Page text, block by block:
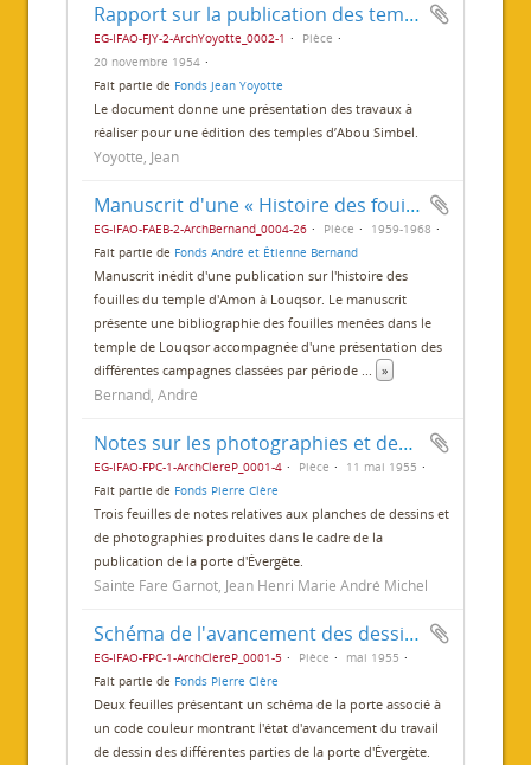
Rapport sur la publication des temples d’Abou Simbel
EG-IFAO-FJY-2-ArchYoyotte_0002-1
Pièce
20 novembre 1954
Fait partie de Fonds Jean Yoyotte
Le document donne une présentation des travaux à
réaliser pour une édition des temples d’Abou Simbel.
Yoyotte, Jean
Manuscrit d'une « Histoire des fouilles du temple de Louxor »
EG-IFAO-FAEB-2-ArchBernand_0004-26 Pièce
1959-1968
Fait partie de Fonds André et Étienne Bernand
Manuscrit inédit d'une publication sur l'histoire des
fouilles du temple d'Amon à Louqsor. Le manuscrit
présente une bibliographie des fouilles menées dans le
temple de Louqsor accompagnée d'une présentation des
différentes campagnes classées par période ... »
Bernand, André
Notes sur les photographies et dessins de la publication
EG-IFAO-FPC-1-ArchClereP_0001-4 Pièce
11 mai 1955
Fait partie de Fonds Pierre Clère
Trois feuilles de notes relatives aux planches de dessins et
de photographies produites dans le cadre de la
publication de la porte d'Évergète.
Sainte Fare Garnot, Jean Henri Marie André Michel
Schéma de l'avancement des dessins de la porte
EG-IFAO-FPC-1-ArchClereP_0001-5 Pièce
mai 1955
Fait partie de Fonds Pierre Clère
Deux feuilles présentant un schéma de la porte associé à
un code couleur montrant l'état d'avancement du travail
de dessin des différentes parties de la porte d'Évergète.